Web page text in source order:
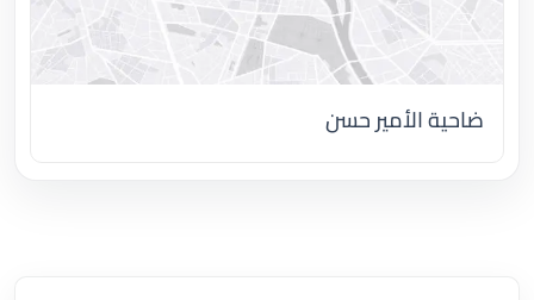
ضاحية الأمير حسن